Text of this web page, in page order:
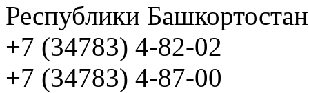
Республики Башкортостан
+7 (34783) 4-82-02
+7 (34783) 4-87-00